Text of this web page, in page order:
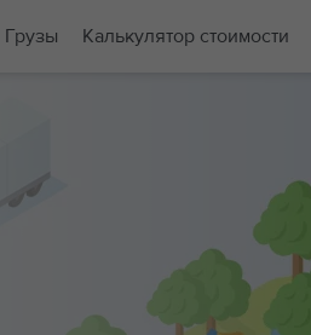
Грузы Калькулятор стоимости